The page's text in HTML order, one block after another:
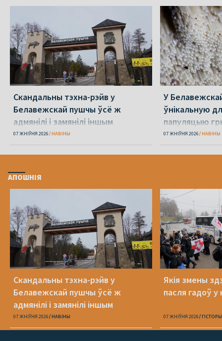
Скандальны тэхна-рэйв у
Белавежскай пушчы ўсё ж
адмянілі і замянілі іншым
07 ЖНІЎНЯ 2026 НАВІНЫ
У
ўнікальную
папуляцыю
07 ЖНІЎНЯ 2026 НАВІНЫ
АПОШНІЯ
Скандальны тэхна-рэйв у
Белавежскай пушчы ўсё ж
адмянілі і замянілі іншым
07 ЖНІЎНЯ 2026 НАВІНЫ
Якія змены
пасля гадоў у
07 ЖНІЎНЯ 2026